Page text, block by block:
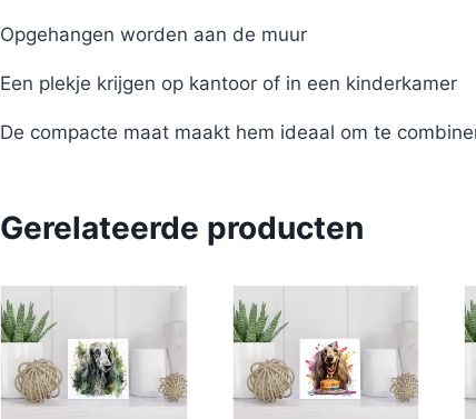
Opgehangen worden aan de muur
Een plekje krijgen op kantoor of in een kinderkamer
De compacte maat maakt hem ideaal om te
Gerelateerde producten